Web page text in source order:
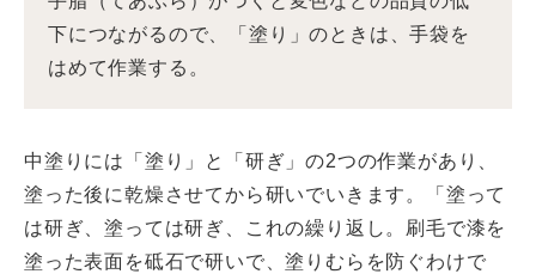
下につながるので、「塗り」のときは、手袋を
はめて作業する。
中塗りには「塗り」と「研ぎ」の2つの作業があり、
塗った後に乾燥させてから研いでいきます。「塗って
は研ぎ、塗っては研ぎ、これの繰り返し。刷毛で漆を
塗った表面を砥石で研いで、塗りむらを防ぐわけで